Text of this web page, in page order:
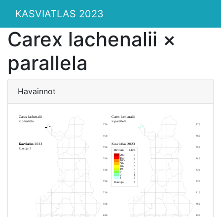
KASVIATLAS 2023
Carex lachenalii ×
parallela
Havainnot